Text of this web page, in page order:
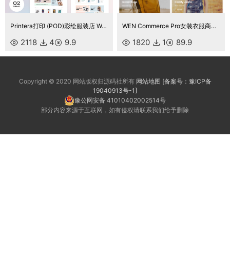
Printera打印 (POD)彩绘服装店 WooCommerce 主题
2118 4 9.9
WEN Commerce Pro女装衣服商城主题
1820 1 89.9
Copyright © 2020 网站版权归源码社所有 网站地图 [备案号：豫ICP备
19040913号-1]
豫公网安备 41010402002514号
部分内容来源于互联网，如有侵权请联系我们给予删除